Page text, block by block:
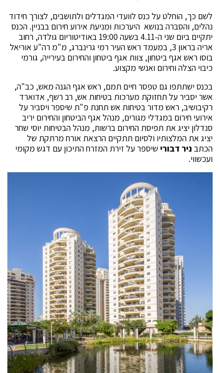
לשם כך, הוחלט על כנס לוועדי המגדלים ולתושבים, לצורך חידוד
נהלים, והסברה בנושא היערכות ומניעת אירוע חירום בבניין. הכנס
יתקיים ביום שני ה-4.11 בשעה 19:00 באודיטוריום גולדה, רחוב
אריה בראון 3, במעמד ראש העיר רמי גרינברג, מ"מ רה"ע אוריאל
בוסו ראש אגף ביטחון, צוות אגף ביטחון והחירום בעירייה, גורמי
כיבוי הצלה וחירום ואנשי מקצוע.
בכנס ישתתפו גם טפסר חיים תמם, ראש אגף הגנה מאש, כב"ה,
אשר יסביר על תחזוקת מערכות בטיחות אש, רב רשף, אדוארד
רקיבושיב, ראש מדור בטיחות אש תחנת פ"ת שיספר ויסביר על
אירועי חירום במגדלי מגורים, מנהל אגף הביטחון והחירום יריב
סנדלון יציג את תפיסת החירום ברשות, מנהל הבטיחות יוסי שחר
יציג את המלצותיו ולסיום תתקיים הרצאת אורח מרתקת של
הכתב ניר דבורישיספר על זירת המזרח התיכון עם דגש מקומי
ועכשווי.